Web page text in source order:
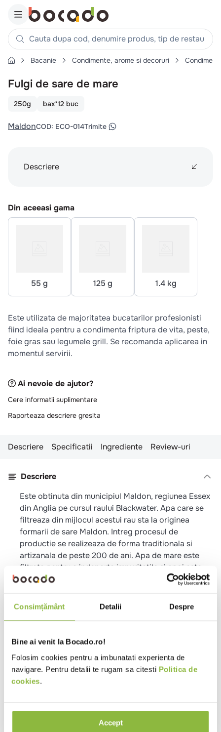
Consimțământ Detalii Despre
Bine ai venit la Bocado.ro!
Folosim cookies pentru a imbunatati experienta de
navigare. Pentru detalii te rugam sa citesti Politica de
cookies.
Accept
Cauta dupa cod, denumire produs, tip de restaurant,
Căutări populare
1. cartofi
. piept pui
4. chifle
coaste
9. croissant
Bacanie Condimente, arome si decoruri
Fulgi de sare de mare
250g bax*12 buc
MaldonCOD: ECO-014Trimite
Descriere
Din aceeasi gama
55 g 125 g 1.4 kg
Este utilizata de majoritatea bucatarilor profesionisti
fiind ideala pentru a condimenta friptura de vita, peste,
foie gras sau legumele grill. Se recomanda aplicarea in
momentul servirii.
Ai nevoie de ajutor?
Cere informatii suplimentare
Raporteaza descriere gresita
Descriere Specificatii Ingrediente Review-uri
Descriere
Este obtinuta din municipiul Maldon, regiunea Essex
din Anglia pe cursul raului Blackwater. Apa care se
filtreaza din mijlocul acestui rau sta la originea
formarii de sare Maldon. Intreg procesul de
productie se realizeaza de forma traditionala si
artizanala de peste 200 de ani. Apa de mare este
filtrata pentru a indeparta impuritatile si apoi este
incalzita timp de 16 ore pana cand sarea incepe sa
de tip piramidal cu o textura crocanta. Se
recomanda un consum moderat, deoarece este o
Tip produs
Sare